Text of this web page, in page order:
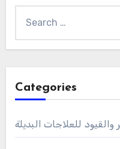
Categories
والقيود للعلاجات البديلة